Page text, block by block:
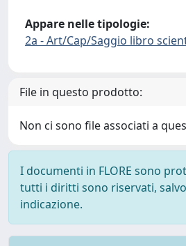
Appare nelle tipologie:
2a - Art/Cap/Saggio libro
File in questo prodotto:
Non ci sono file associati a
I documenti in FLORE sono
tutti i diritti sono riservati,
indicazione.